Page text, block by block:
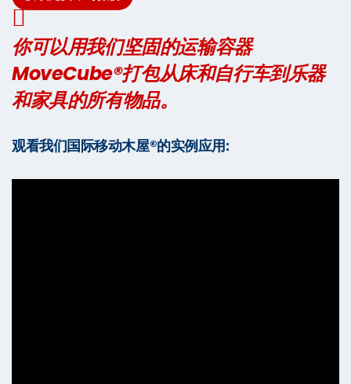
你可以用我们坚固的运输容器
MoveCube®打包从床和自行车到乐器
和家具的所有物品。
观看我们国际移动木屋®的实例应用: